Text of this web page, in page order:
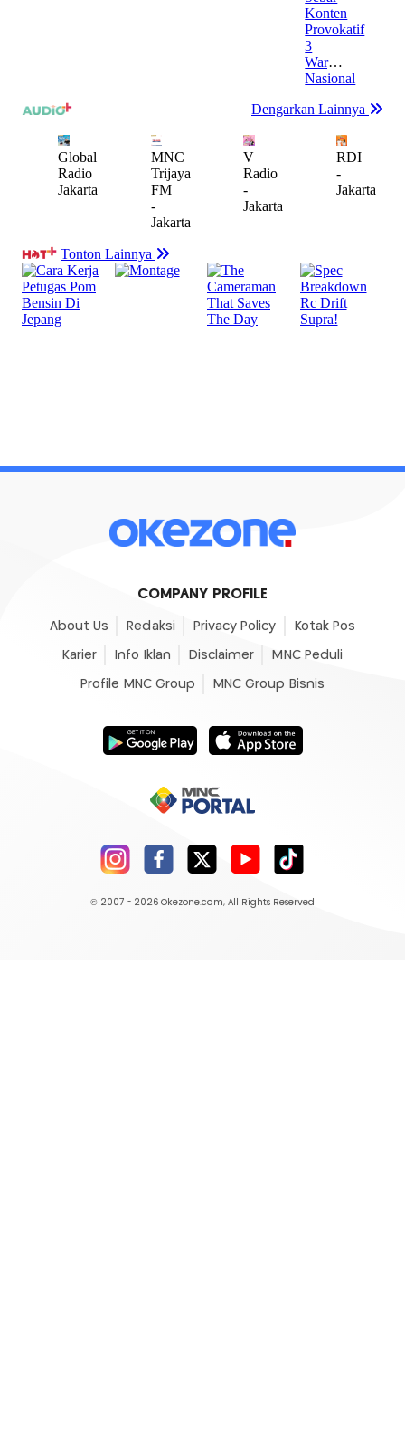
COMPANY PROFILE
About Us Redaksi Privacy Policy Kotak Pos
Karier Info Iklan Disclaimer MNC Peduli
Profile MNC Group MNC Group Bisnis
© 2007 - 2026 Okezone.com, All Rights Reserved